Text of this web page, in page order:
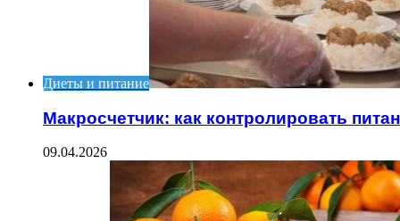
Диеты и питание
Макросчетчик: как контролировать
09.04.2026